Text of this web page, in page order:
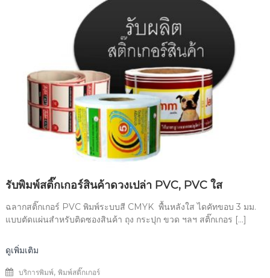
รับพิมพ์สติ๊กเกอร์สินค้าดวงเปล่า PVC, PVC ใส
ฉลากสติ๊กเกอร์ PVC พิมพ์ระบบสี CMYK พื้นหลังใส ไดคัทขอบ 3 มม.
แบบตัดแผ่นสำหรับติดซองสินค้า ถุง กระปุก ขวด ฯลฯ สติ๊กเกอร […]
ดูเพิ่มเติม
บริการพิมพ์, พิมพ์สติ๊กเกอร์